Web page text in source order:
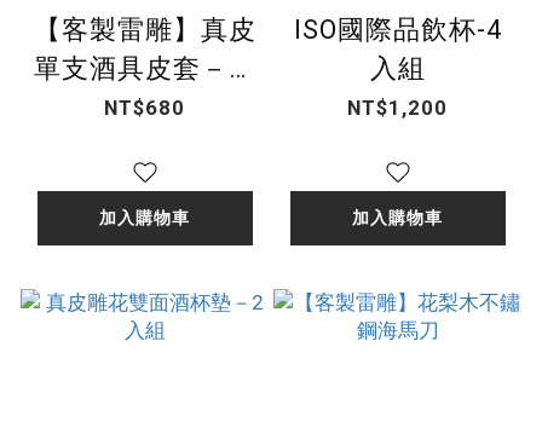
【客製雷雕】真皮
單支酒具皮套－共
2色
NT$680
加入購物車
ISO國際品飲杯-4
入組
NT$1,200
加入購物車